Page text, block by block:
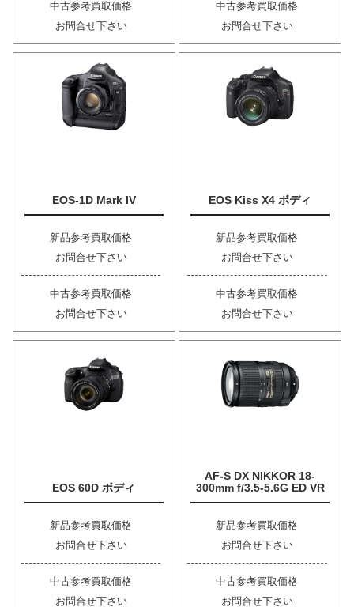
中古参考買取価格
お問合せ下さい
中古参考買取価格
お問合せ下さい
EOS-1D Mark IV
新品参考買取価格
お問合せ下さい
中古参考買取価格
お問合せ下さい
EOS Kiss X4 ボディ
新品参考買取価格
お問合せ下さい
中古参考買取価格
お問合せ下さい
EOS 60D ボディ
新品参考買取価格
お問合せ下さい
中古参考買取価格
お問合せ下さい
AF-S DX NIKKOR 18-
300mm f/3.5-5.6G ED VR
新品参考買取価格
お問合せ下さい
中古参考買取価格
お問合せ下さい